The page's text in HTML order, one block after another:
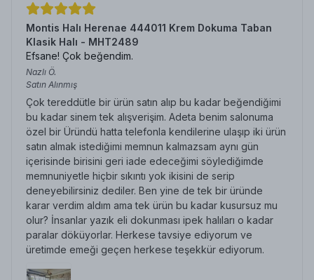
Montis Halı Herenae 444011 Krem Dokuma Taban
Klasik Halı - MHT2489
Efsane! Çok beğendim.
Nazlı Ö.
Satın Alınmış
Çok tereddütle bir ürün satın alıp bu kadar beğendiğimi
bu kadar sinem tek alışverişim. Adeta benim salonuma
özel bir Üründü hatta telefonla kendilerine ulaşıp iki ürün
satın almak istediğimi memnun kalmazsam aynı gün
içerisinde birisini geri iade edeceğimi söylediğimde
memnuniyetle hiçbir sıkıntı yok ikisini de serip
deneyebilirsiniz dediler. Ben yine de tek bir üründe
karar verdim aldım ama tek ürün bu kadar kusursuz mu
olur? İnsanlar yazık eli dokunması ipek halıları o kadar
paralar döküyorlar. Herkese tavsiye ediyorum ve
üretimde emeği geçen herkese teşekkür ediyorum.